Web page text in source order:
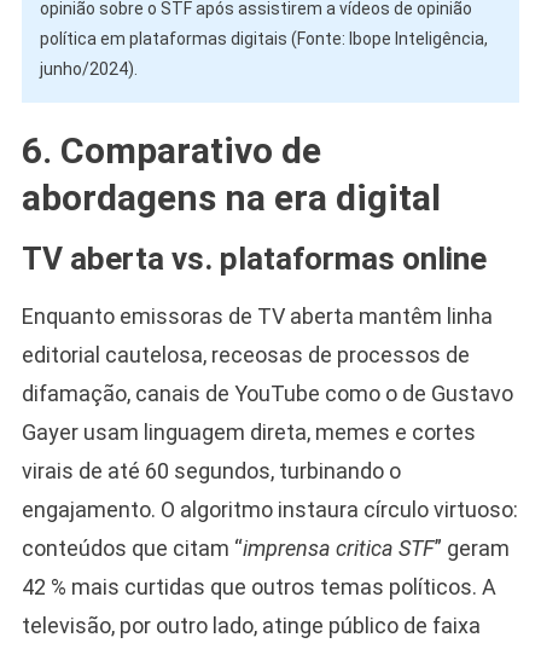
opinião sobre o STF após assistirem a vídeos de opinião
política em plataformas digitais (Fonte: Ibope Inteligência,
junho/2024).
6. Comparativo de
abordagens na era digital
TV aberta vs. plataformas online
Enquanto emissoras de TV aberta mantêm linha
editorial cautelosa, receosas de processos de
difamação, canais de YouTube como o de Gustavo
Gayer usam linguagem direta, memes e cortes
virais de até 60 segundos, turbinando o
engajamento. O algoritmo instaura círculo virtuoso:
conteúdos que citam “imprensa critica STF” geram
42 % mais curtidas que outros temas políticos. A
televisão, por outro lado, atinge público de faixa